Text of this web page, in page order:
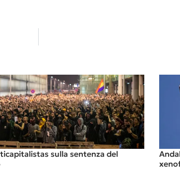
sulla sentenza del